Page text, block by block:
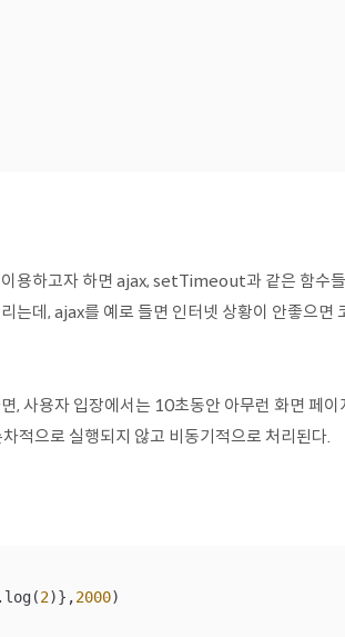
용하고자 하면 ajax, setTimeout과 같은 함수
는데, ajax를 예로 들면 인터넷 상황이 안좋으면
, 사용자 입장에서는 10초동안 아무런 화면 페
적으로 실행되지 않고 비동기적으로 처리된다.
2)},2000